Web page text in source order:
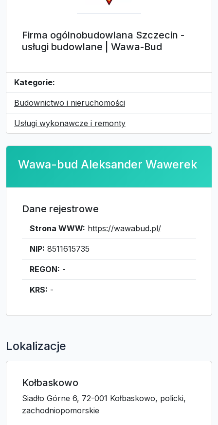
Firma ogólnobudowlana Szczecin -
usługi budowlane | Wawa-Bud
Kategorie:
Budownictwo i nieruchomości
Usługi wykonawcze i remonty
Wawa-bud Aleksander Wawerek
Dane rejestrowe
Strona WWW: https://wawabud.pl/
NIP: 8511615735
REGON: -
KRS: -
Lokalizacje
Kołbaskowo
Siadło Górne 6, 72-001 Kołbaskowo, policki,
zachodniopomorskie